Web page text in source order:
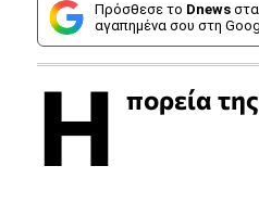
Πρόσθεσε το Dnews στα
αγαπημένα σου στη
Η πορεία